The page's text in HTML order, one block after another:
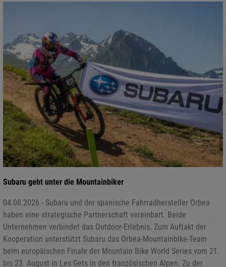
Subaru geht unter die Mountainbiker
04.08.2026 - Subaru und der spanische Fahrradhersteller Orbea
haben eine strategische Partnerschaft vereinbart. Beide
Unternehmen verbindet das Outdoor-Erlebnis. Zum Auftakt der
Kooperation unterstützt Subaru das Orbea-Mountainbike-Team
beim europäischen Finale der Mountain Bike World Series vom 21.
bis 23. August in Les Gets in den französischen Alpen. Zu der